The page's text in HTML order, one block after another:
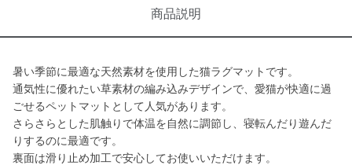
商品説明
暑い季節に最適な天然素材を使用した猫ラグマットです。
通気性に優れたい草素材の編み込みデザインで、愛猫が快適に過
ごせるペットマットとして人気があります。
さらさらとした肌触りで体温を自然に調節し、寝転んだり遊んだ
りするのに最適です。
裏面は滑り止め加工で安心してお使いいただけます。